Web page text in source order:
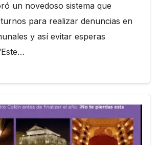
un novedoso sistema que
para realizar denuncias en
y así evitar esperas